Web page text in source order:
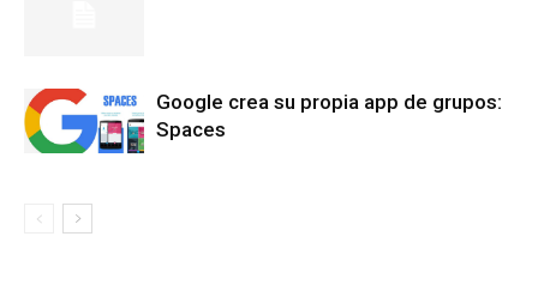
Google crea su propia app de grupos:
Spaces